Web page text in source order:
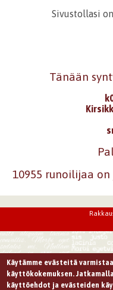
Sivustollasi
Tänään
10955 runoilijaa
Käytämme evästeitä
käyttökokemuksen.
käyttöehdot ja evästeiden